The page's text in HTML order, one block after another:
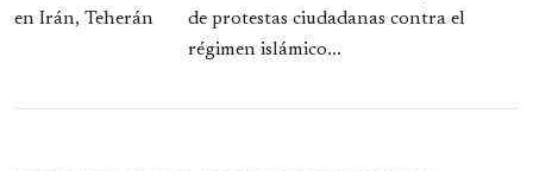
de protestas ciudadanas contra el
régimen islámico...